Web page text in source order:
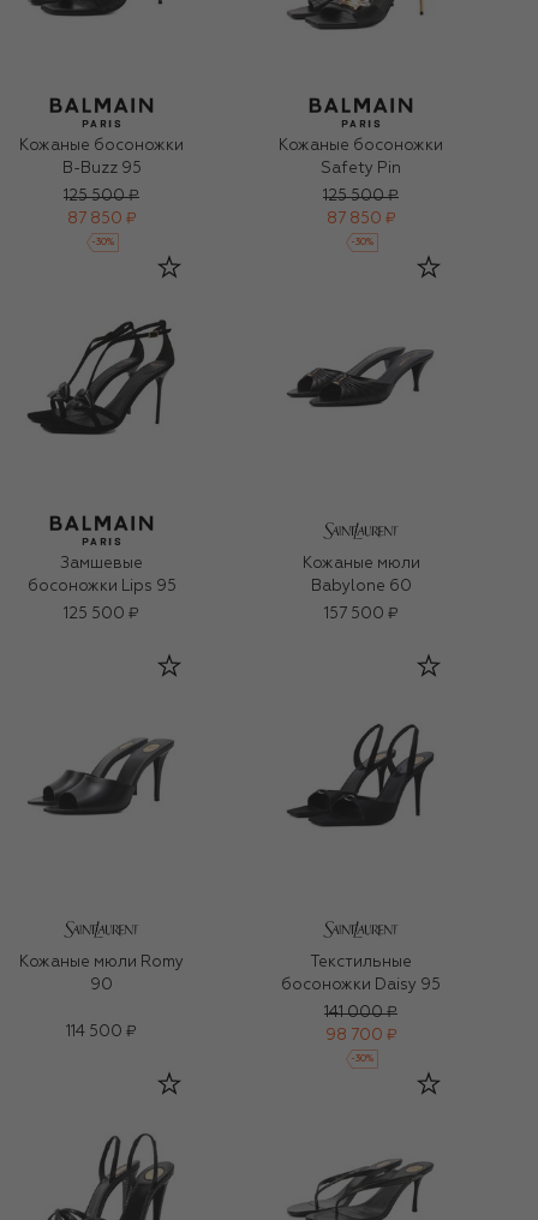
Кожаные босоножки
B-Buzz 95
125 500 ₽
87 850 ₽
-30%
Кожаные босоножки
Safety Pin
125 500 ₽
87 850 ₽
-30%
Замшевые
босоножки Lips 95
125 500 ₽
Кожаные мюли
Babylone 60
157 500 ₽
Кожаные мюли Romy
90
114 500 ₽
Текстильные
босоножки Daisy 95
141 000 ₽
98 700 ₽
-30%